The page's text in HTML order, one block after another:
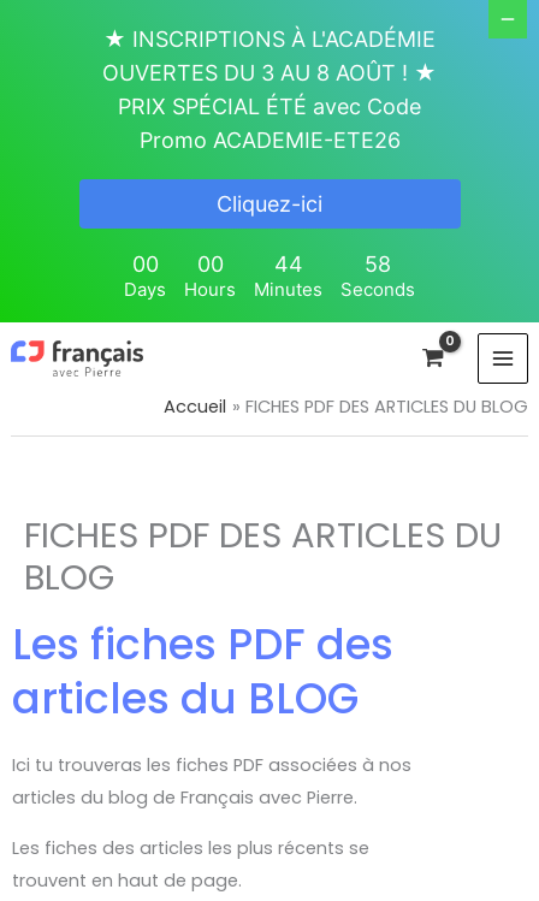
Accueil FICHES PDF DES ARTICLES DU BLOG
FICHES PDF DES ARTICLES DU
BLOG
Les fiches PDF des
articles du BLOG
Ici tu trouveras les fiches PDF associées à nos
articles du blog de Français avec Pierre.
Les fiches des articles les plus récents se
trouvent en haut de page.
★ INSCRIPTIONS À L'ACADÉMIE
OUVERTES DU 3 AU 8 AOÛT ! ★
PRIX SPÉCIAL ÉTÉ avec Code
Promo ACADEMIE-ETE26
Cliquez-ici
00
Days
00
Hours
44
Minutes
57
Seconds